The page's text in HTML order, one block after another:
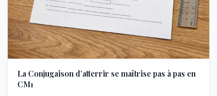
La Conjugaison d’atterrir se maîtrise pas à pas en
CM1